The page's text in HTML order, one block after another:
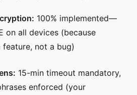
100% implemented—
on all devices (because
feature, not a bug)
15-min timeout mandatory,
enforced (your